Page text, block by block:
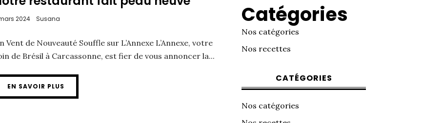
2024 Susana
Vent de Nouveauté Souffle sur L’Annexe L’Annexe, votre
de Brésil à Carcassonne, est fier de vous annoncer la...
EN SAVOIR PLUS
Catégories
Nos catégories
Nos recettes
CATÉGORIES
Nos catégories